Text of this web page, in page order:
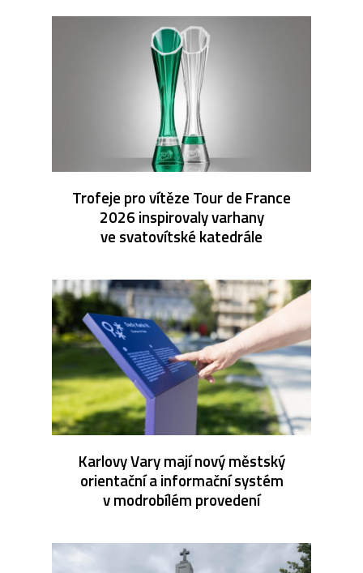
Trofeje pro vítěze Tour de France
2026 inspirovaly varhany
ve svatovítské katedrále
Karlovy Vary mají nový městský
orientační a informační systém
v modrobílém provedení